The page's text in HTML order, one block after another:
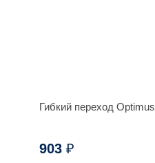
Гибкий переход Optimus
903₽